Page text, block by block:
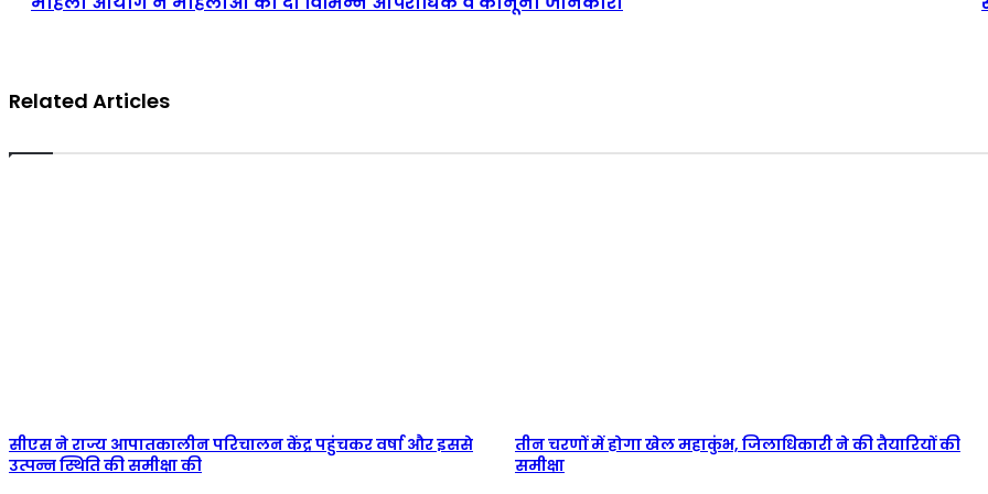
Related Articles
सीएस ने राज्य आपातकालीन परिचालन केंद्र पहुंचकर वर्षा और इससे
उत्पन्न स्थिति की समीक्षा की
तीन चरणों में होगा खेल महाकुंभ, जिलाधिकारी ने की तैयारियों की
समीक्षा